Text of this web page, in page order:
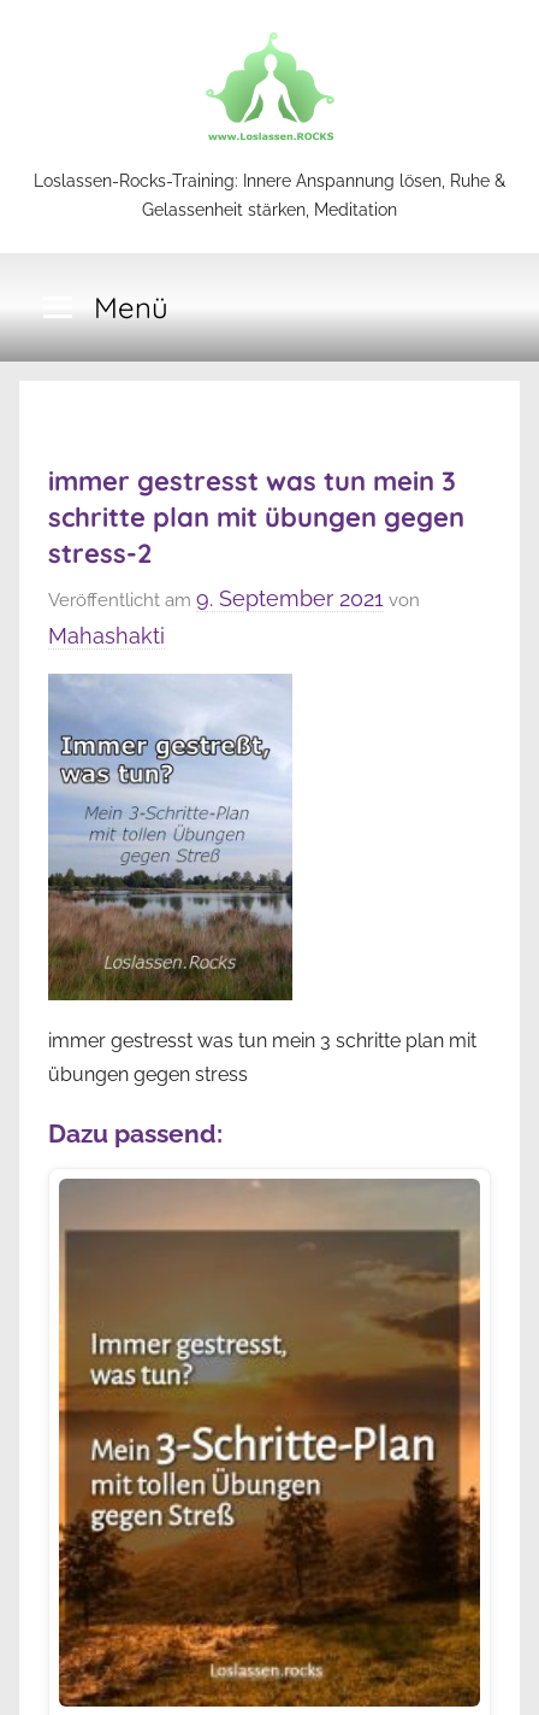
Loslassen-
Training
Loslassen-Rocks-Training: Innere Anspannung lösen, Ruhe &
Gelassenheit stärken, Meditation
Menü
immer gestresst was tun mein 3
schritte plan mit übungen gegen
stress-2
Veröffentlicht am 9. September 2021 von
Mahashakti
immer gestresst was tun mein 3 schritte plan mit
übungen gegen stress
Dazu passend: